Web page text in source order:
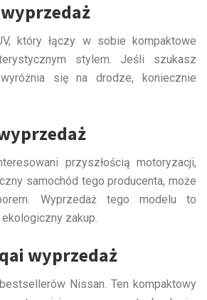
który łączy w sobie kompaktowe
stylem. Jeśli szukasz
się na drodze, koniecznie
przyszłością motoryzacji,
samochód tego producenta, może
Wyprzedaż tego modelu to
zakup.
wyprzedaż
Nissan. Ten kompaktowy